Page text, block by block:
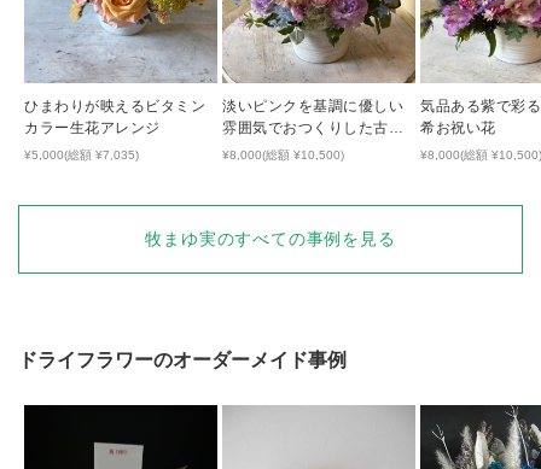
ひまわりが映えるビタミン
カラー生花アレンジ
¥5,000(総額 ¥7,035)
淡いピンクを基調に優しい
雰囲気でおつくりした古希
祝い花
¥8,000(総額 ¥10,500)
気品ある紫で彩
希お祝い花
¥8,000(総額
牧まゆ実のすべての事例を見る
ドライフラワーのオーダーメイド事例